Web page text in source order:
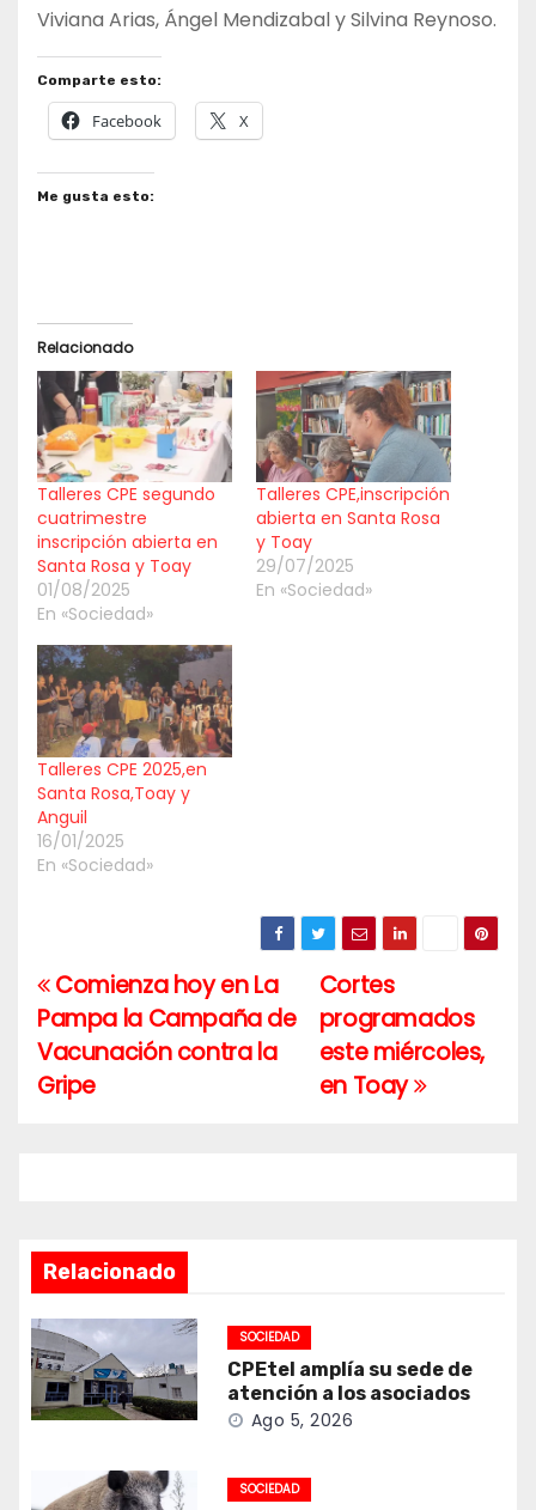
Viviana Arias, Ángel Mendizabal y Silvina Reynoso.
Comparte esto:
Facebook X
Me gusta esto:
Relacionado
Talleres CPE segundo
cuatrimestre
inscripción abierta en
Santa Rosa y Toay
01/08/2025
En «Sociedad»
Talleres CPE,inscripción
abierta en Santa Rosa
y Toay
29/07/2025
En «Sociedad»
Talleres CPE 2025,en
Santa Rosa,Toay y
Anguil
16/01/2025
En «Sociedad»
Navegación
de
entradas
Cortes
programados
este miércoles,
en Toay
Comienza hoy en La
Pampa la Campaña de
Vacunación contra la
Gripe
Relacionado
SOCIEDAD
CPEtel amplía su sede de
atención a los asociados
Ago 5, 2026
SOCIEDAD